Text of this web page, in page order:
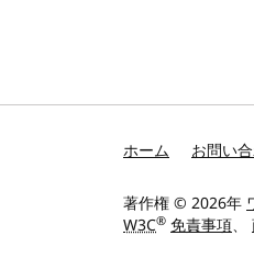
ホーム お問い
著作権 © 2026年
W3C® 免責事項、